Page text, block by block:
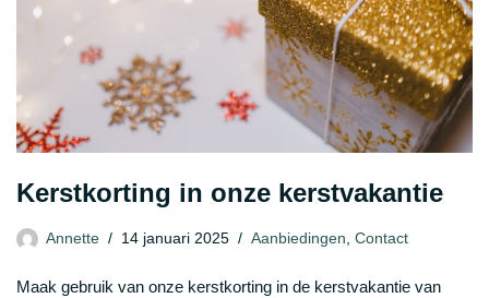
Kerstkorting in onze kerstvakantie
Annette 14 januari 2025 Aanbiedingen, Contact
Maak gebruik van onze kerstkorting in de kerstvakantie van